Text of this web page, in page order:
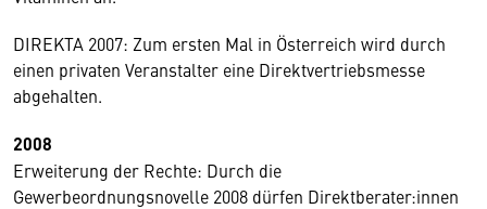
DIREKTA 2007: Zum ersten Mal in Österreich wird durch
einen privaten Veranstalter eine Direktvertriebsmesse
abgehalten.
2008
Erweiterung der Rechte: Durch die
Gewerbeordnungsnovelle 2008 dürfen Direktberater:innen